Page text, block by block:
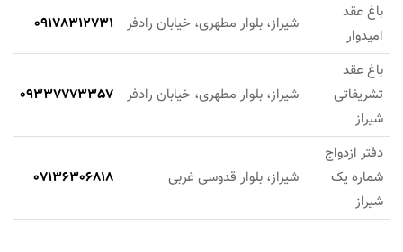
باغ عقد
امیدوار
شیراز، بلوار مطهری، خیابان رادفر 09178312731
باغ عقد
تشریفاتی
شیراز
شیراز، بلوار مطهری، خیابان رادفر 09337773357
دفتر ازدواج
شماره یک
شیراز
شیراز، بلوار قدوسی غربی 07136306818